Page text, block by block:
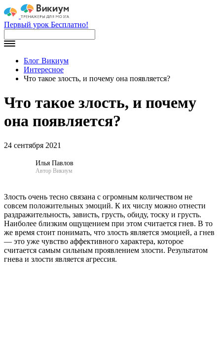
Первый урок Бесплатно!
Блог Викиум
Интересное
Что такое злость, и почему она появляется?
Что такое злость, и почему
она появляется?
24 сентября 2021
Илья Павлов
Автор Викиум
Злость очень тесно связана с огромным количеством не
совсем положительных эмоций. К их числу можно отнести
раздражительность, зависть, грусть, обиду, тоску и грусть.
Наиболее близким ощущением при этом считается гнев. В то
же время стоит понимать, что злость является эмоцией, а гнев
— это уже чувство аффективного характера, которое
считается самым сильным проявлением злости. Результатом
гнева и злости является агрессия.